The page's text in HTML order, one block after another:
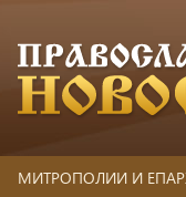
МИТРОПОЛИИ И